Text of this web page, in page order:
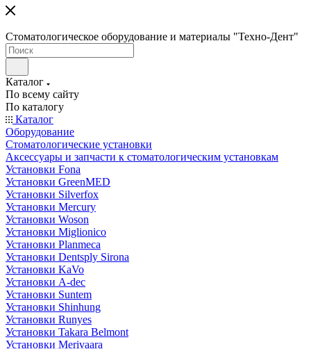
Стоматологическое оборудование и материалы "Техно-Дент"
Каталог
По всему сайту
По каталогу
Каталог
Оборудование
Стоматологические установки
Аксессуары и запчасти к стоматологическим установкам
Установки Fona
Установки GreenMED
Установки Silverfox
Установки Mercury
Установки Woson
Установки Miglionico
Установки Planmeca
Установки Dentsply Sirona
Установки KaVo
Установки A-dec
Установки Suntem
Установки Shinhung
Установки Runyes
Установки Takara Belmont
Установки Merivaara